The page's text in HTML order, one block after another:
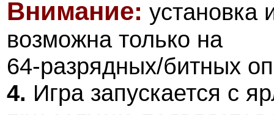
Внимание: установка
возможна только на
64-разрядных/битных
4. Игра запускается с